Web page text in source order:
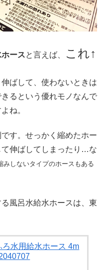
ースと言えば、 これ↑
ばして、使わないときは
るという優れモノなんで
ね。
す。せっかく縮めたホー
て伸ばしてしまったり…な
みしないタイプのホースもある
風呂水給水ホースは、東
水用給水ホース 4m